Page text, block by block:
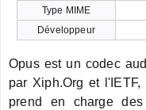
Type MIME
Développeur
Opus est un codec
par Xiph.Org et l'IETF,
prend en charge